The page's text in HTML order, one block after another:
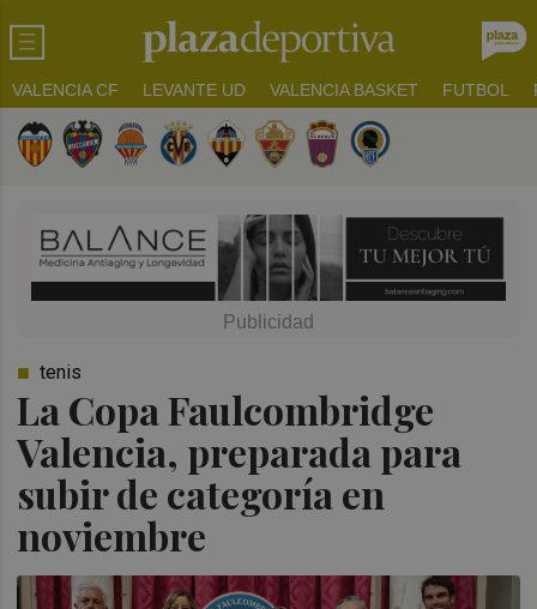
VALENCIA CF LEVANTE UD VALENCIA BASKET FUTBOL
La Copa Faulcombridge
Valencia, preparada para
subir de categoría en
noviembre
tenis